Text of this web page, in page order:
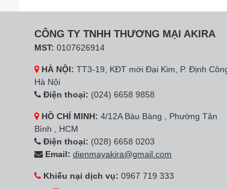
CÔNG TY TNHH THƯƠNG MẠI AKIRA
MST: 0107626914
HÀ NỘI: TT3-19, KĐT mới Đại Kim, P. Định
Hà Nội
Điện thoại: (024) 6658 9858
HỒ CHÍ MINH: 4/12A Bàu Bàng , Phường Tân
Bình , HCM
Điện thoại: (028) 6658 0203
Email: dienmayakira@gmail.com
Khiếu nại dịch vụ: 0967 719 333